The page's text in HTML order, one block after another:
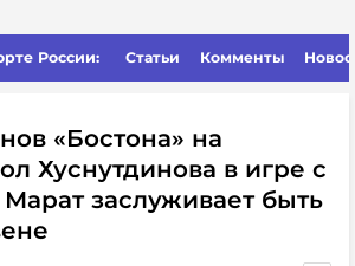
России: Статьи Комменты
«Бостона» на
Хуснутдинова в игре с
заслуживает быть